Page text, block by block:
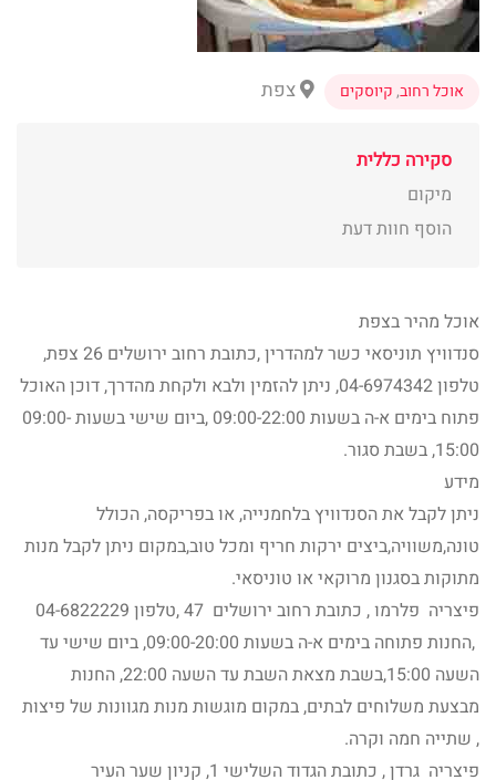
אוכל רחוב,קיוסקים צפת
סקירה כללית
מיקום
הוסף חוות דעת
אוכל מהיר בצפת
סנדוויץ תוניסאי כשר למהדרין ,כתובת רחוב ירושלים 26 צפת,
טלפון 04-6974342, ניתן להזמין ולבא ולקחת מהדרך, דוכן האוכל
פתוח בימים א-ה בשעות 09:00-22:00 ,ביום שישי בשעות 09:00-
15:00, בשבת סגור.
מידע
ניתן לקבל את הסנדוויץ בלחמנייה, או בפריקסה, הכולל
טונה,משוויה,ביצים ירקות חריף ומכל טוב,במקום ניתן לקבל מנות
מתוקות בסגנון מרוקאי או טוניסאי.
פיצריה פלרמו , כתובת רחוב ירושלים 47 ,טלפון 04-6822229
,החנות פתוחה בימים א-ה בשעות 09:00-20:00, ביום שישי עד
השעה 15:00,בשבת מצאת השבת עד השעה 22:00, החנות
מבצעת משלוחים לבתים, במקום מוגשות מנות מגוונות של פיצות
, שתייה חמה וקרה.
פיצריה גרדן , כתובת הגדוד השלישי 1, קניון שער העיר